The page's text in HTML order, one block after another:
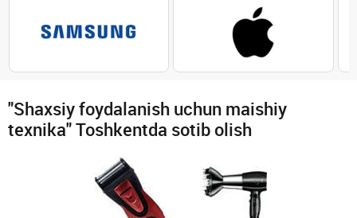
"Shaxsiy foydalanish uchun maishiy
texnika" Toshkentda sotib olish